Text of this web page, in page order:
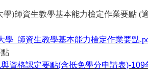
學)師資生教學基本能力檢定作業要點 (
學 師資生教學基本能力檢定作業要點
資格認定要點(含抵免學分申請表)-109